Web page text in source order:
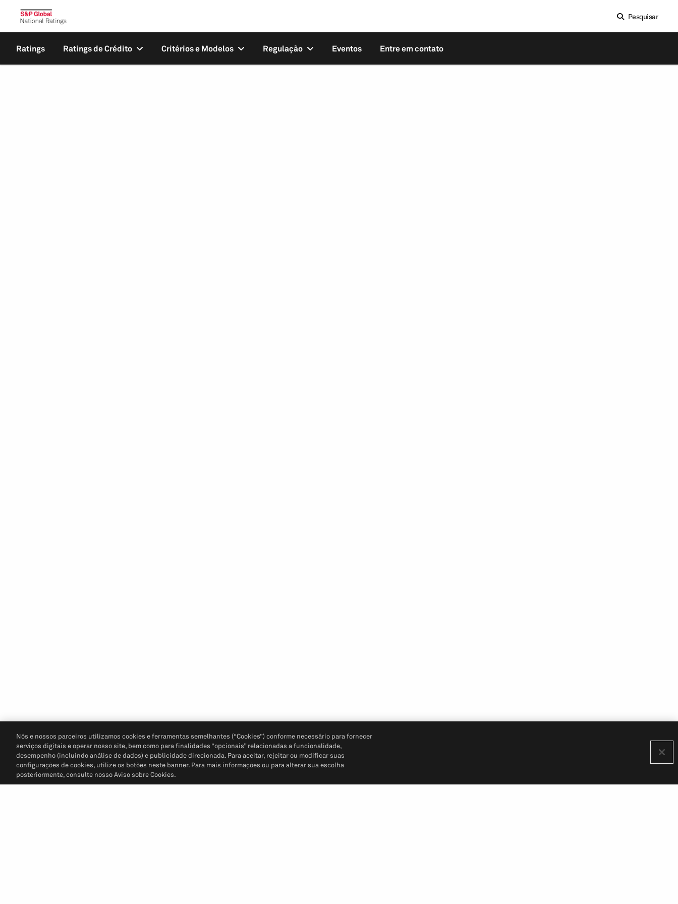
Pesquisar
Ratings Ratings de Crédito Critérios e Modelos Regulação Eventos Entre em contato
Nós e nossos parceiros utilizamos cookies e ferramentas semelhantes (“Cookies”) conforme necessário para fornecer
serviços digitais e operar nosso site, bem como para finalidades “opcionais” relacionadas a funcionalidade,
desempenho (incluindo análise de dados) e publicidade direcionada. Para aceitar, rejeitar ou modificar suas
configurações de cookies, utilize os botões neste banner. Para mais informações ou para alterar sua escolha
posteriormente, consulte nosso Aviso sobre Cookies.